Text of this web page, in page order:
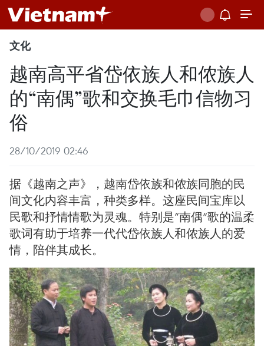
文化
越南高平省岱依族人和侬族人
的“南偶”歌和交换毛巾信物习
俗
28/10/2019 02:46
据《越南之声》，越南岱依族和侬族同胞的民
间文化内容丰富，种类多样。这座民间宝库以
民歌和抒情情歌为灵魂。特别是“南偶”歌的温柔
歌词有助于培养一代代岱依族人和侬族人的爱
情，陪伴其成长。